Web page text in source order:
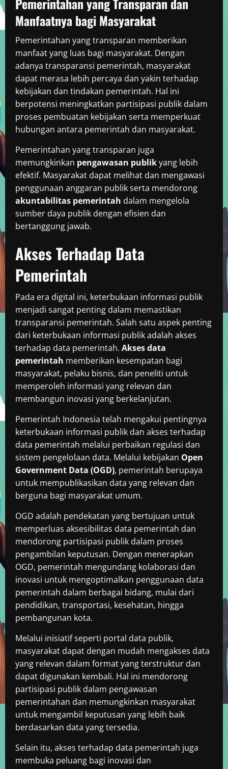
Manfaatnya bagi Masyarakat
Pemerintahan yang transparan memberikan
manfaat yang luas bagi masyarakat. Dengan
adanya transparansi pemerintah, masyarakat
dapat merasa lebih percaya dan yakin terhadap
kebijakan dan tindakan pemerintah. Hal ini
berpotensi meningkatkan partisipasi publik dalam
proses pembuatan kebijakan serta memperkuat
hubungan antara pemerintah dan masyarakat.
Pemerintahan yang transparan juga
memungkinkan pengawasan publikyang lebih
efektif. Masyarakat dapat melihat dan mengawasi
penggunaan anggaran publik serta mendorong
akuntabilitas pemerintah dalam mengelola
sumber daya publik dengan efisien dan
bertanggung jawab.
Akses Terhadap Data
Pemerintah
Pada era digital ini, keterbukaan informasi publik
menjadi sangat penting dalam memastikan
transparansi pemerintah. Salah satu aspek penting
dari keterbukaan informasi publik adalah akses
terhadap data pemerintah. Akses data
pemerintah memberikan kesempatan bagi
masyarakat, pelaku bisnis, dan peneliti untuk
memperoleh informasi yang relevan dan
membangun inovasi yang berkelanjutan.
Pemerintah Indonesia telah mengakui pentingnya
keterbukaan informasi publik dan akses terhadap
data pemerintah melalui perbaikan regulasi dan
sistem pengelolaan data. Melalui kebijakan Open
Government Data (OGD), pemerintah berupaya
untuk mempublikasikan data yang relevan dan
berguna bagi masyarakat umum.
OGD adalah pendekatan yang bertujuan untuk
memperluas aksesibilitas data pemerintah dan
mendorong partisipasi publik dalam proses
pengambilan keputusan. Dengan menerapkan
OGD, pemerintah mengundang kolaborasi dan
inovasi untuk mengoptimalkan penggunaan data
pemerintah dalam berbagai bidang, mulai dari
pendidikan, transportasi, kesehatan, hingga
pembangunan kota.
Melalui inisiatif seperti portal data publik,
masyarakat dapat dengan mudah mengakses data
yang relevan dalam format yang terstruktur dan
dapat digunakan kembali. Hal ini mendorong
partisipasi publik dalam pengawasan
pemerintahan dan memungkinkan masyarakat
untuk mengambil keputusan yang lebih baik
berdasarkan data yang tersedia.
Selain itu, akses terhadap data pemerintah juga
membuka peluang bagi inovasi dan